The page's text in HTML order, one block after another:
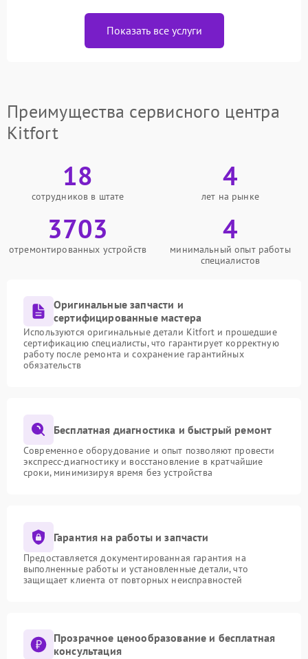
Показать все услуги
Преимущества сервисного центра
Kitfort
18
сотрудников в штате
4
лет на рынке
3703
отремонтированных устройств
4
минимальный опыт работы
специалистов
Оригинальные запчасти и
сертифицированные мастера
Используются оригинальные детали Kitfort и прошедшие
сертификацию специалисты, что гарантирует корректную
работу после ремонта и сохранение гарантийных
обязательств
Бесплатная диагностика и быстрый ремонт
Современное оборудование и опыт позволяют провести
экспресс-диагностику и восстановление в кратчайшие
сроки, минимизируя время без устройства
Гарантия на работы и запчасти
Предоставляется документированная гарантия на
выполненные работы и установленные детали, что
защищает клиента от повторных неисправностей
Прозрачное ценообразование и бесплатная
консультация